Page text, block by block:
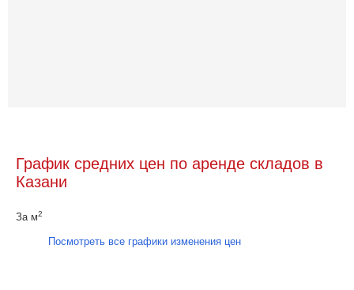
График средних цен по аренде складов в
Казани
За м2
Посмотреть все графики изменения цен